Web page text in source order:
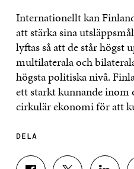
Internationellt kan
att stärka sina
lyftas så att de står högst
multilaterala och
högsta politiska nivå.
ett starkt kunnande inom
cirkulär ekonomi för att
DELA